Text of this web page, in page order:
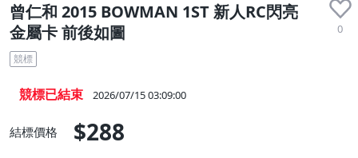
曾仁和 2015 BOWMAN 1ST 新人RC閃亮
金屬卡 前後如圖
0
競標
競標已結束 2026/07/15 03:09:00
結標價格 $288